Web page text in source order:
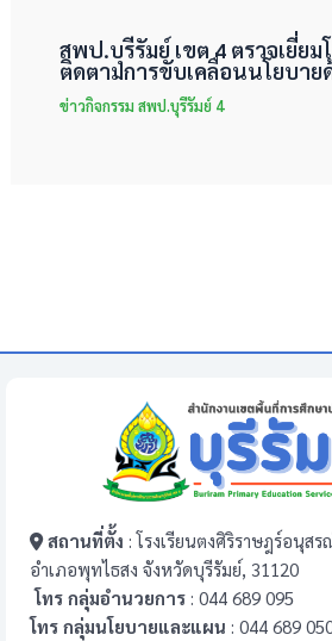
สพป.บุรีรัมย์ เขต 4 ตรวจเยี่ยม
ติดตามการขับเคลื่อนนโยบาย
ข่าวกิจกรรม สพป.บุรีรัมย์ 4
สถานที่ตั้ง : โรงเรียนตงศิริราษฎร์อนุส
อำเภอพุทไธสง จังหวัดบุรีรัมย์, 31120
โทร กลุ่มอำนวยการ : 044 689 095
โทร กลุ่มนโยบายและแผน : 044 689